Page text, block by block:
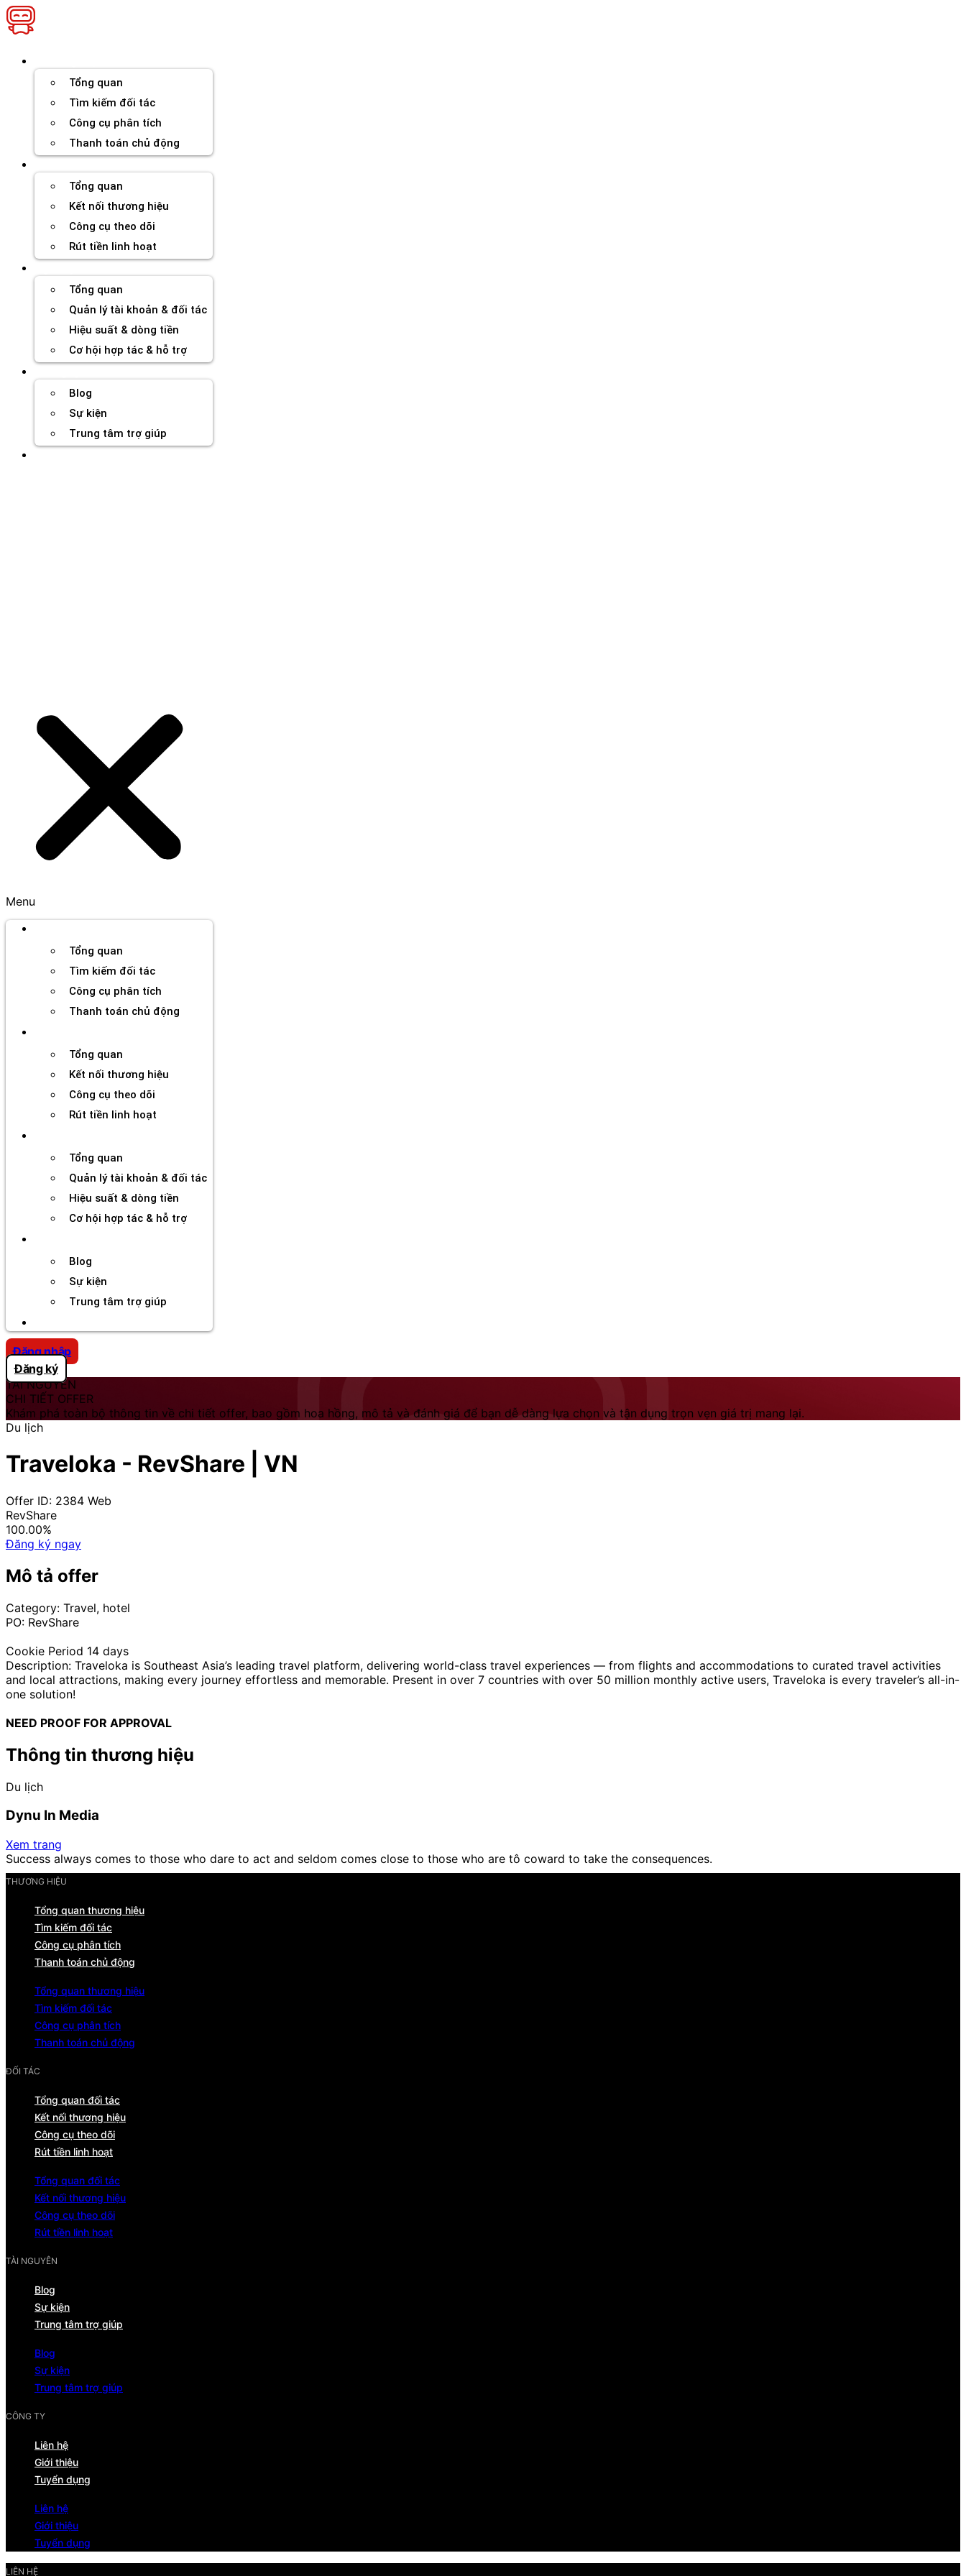
Chuyển
đến
Tổng quan
Tìm kiếm đối tác
Công cụ phân tích
Thanh toán chủ động
Tổng quan
Kết nối thương hiệu
Công cụ theo dõi
Rút tiền linh hoạt
Tổng quan
Quản lý tài khoản & đối tác
Hiệu suất & dòng tiền
Cơ hội hợp tác & hỗ trợ
Blog
Sự kiện
Trung tâm trợ giúp
Menu
Tổng quan
Tìm kiếm đối tác
Công cụ phân tích
Thanh toán chủ động
Tổng quan
Kết nối thương hiệu
Công cụ theo dõi
Rút tiền linh hoạt
Tổng quan
Quản lý tài khoản & đối tác
Hiệu suất & dòng tiền
Cơ hội hợp tác & hỗ trợ
Blog
Sự kiện
Trung tâm trợ giúp
Đăng nhập
Đăng ký
TÀI NGUYÊN
CHI TIẾT OFFER
Khám phá toàn bộ thông tin về chi tiết offer, bao gồm hoa hồng, mô tả và đánh giá để bạn dễ dàng lựa chọn và tận dụng trọn vẹn giá trị mang lại.
Du lịch
Traveloka - RevShare | VN
Offer ID: 2384 Web
RevShare
100.00%
Đăng ký ngay
Mô tả offer
Category: Travel, hotel
PO: RevShare
Cookie Period 14 days
Description: Traveloka is Southeast Asia’s leading travel platform, delivering world-class travel experiences — from flights and accommodations to curated travel activities
and local attractions, making every journey effortless and memorable. Present in over 7 countries with over 50 million monthly active users, Traveloka is every traveler’s all-in-
one solution!
NEED PROOF FOR APPROVAL
Thông tin thương hiệu
Du lịch
Dynu In Media
Xem trang
Success always comes to those who dare to act and seldom comes close to those who are tô coward to take the consequences.
THƯƠNG HIỆU
Tổng quan thương hiệu
Tìm kiếm đối tác
Công cụ phân tích
Thanh toán chủ động
Tổng quan thương hiệu
Tìm kiếm đối tác
Công cụ phân tích
Thanh toán chủ động
ĐỐI TÁC
Tổng quan đối tác
Kết nối thương hiệu
Công cụ theo dõi
Rút tiền linh hoạt
Tổng quan đối tác
Kết nối thương hiệu
Công cụ theo dõi
Rút tiền linh hoạt
TÀI NGUYÊN
Blog
Sự kiện
Trung tâm trợ giúp
Blog
Sự kiện
Trung tâm trợ giúp
CÔNG TY
Liên hệ
Giới thiệu
Tuyển dụng
Liên hệ
Giới thiệu
Tuyển dụng
LIÊN HỆ